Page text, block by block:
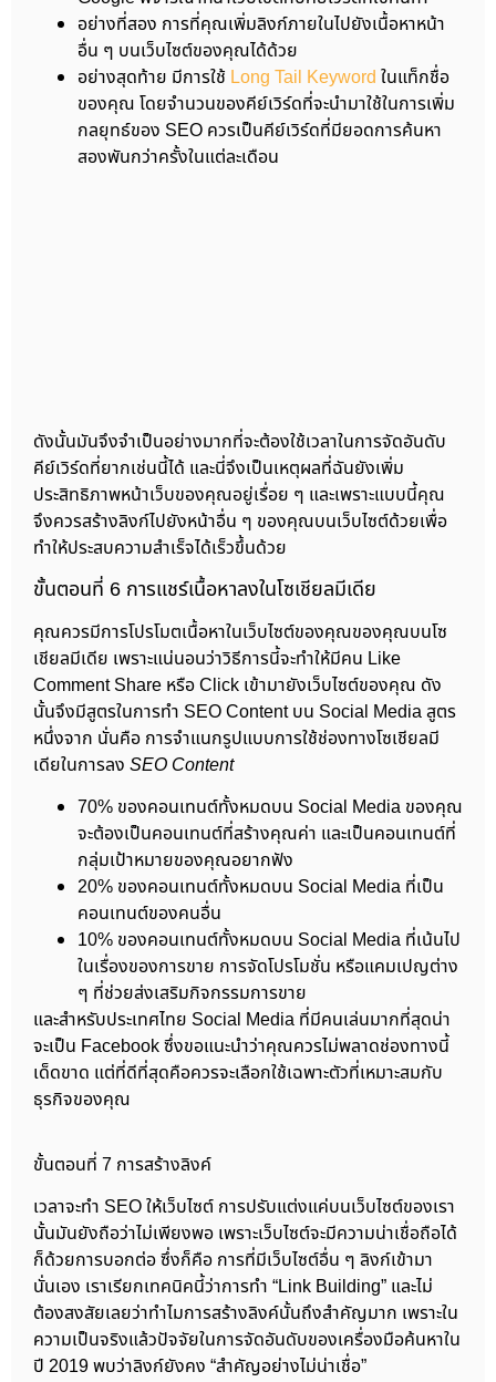
อย่างที่สอง การที่คุณเพิ่มลิงก์ภายในไปยังเนื้อหาหน้า
อื่น ๆ บนเว็บไซต์ของคุณได้ด้วย
อย่างสุดท้าย มีการใช้ Long Tail Keyword ในแท็กชื่อ
ของคุณ โดยจำนวนของคีย์เวิร์ดที่จะนำมาใช้ในการเพิ่ม
กลยุทธ์ของ SEO ควรเป็นคีย์เวิร์ดที่มียอดการค้นหา
สองพันกว่าครั้งในแต่ละเดือน
ดังนั้นมันจึงจำเป็นอย่างมากที่จะต้องใช้เวลาในการจัดอันดับ
คีย์เวิร์ดที่ยากเช่นนี้ได้ และนี่จึงเป็นเหตุผลที่ฉันยังเพิ่ม
ประสิทธิภาพหน้าเว็บของคุณอยู่เรื่อย ๆ และเพราะแบบนี้คุณ
จึงควรสร้างลิงก์ไปยังหน้าอื่น ๆ ของคุณบนเว็บไซต์ด้วยเพื่อ
ทำให้ประสบความสำเร็จได้เร็วขึ้นด้วย
ขั้นตอนที่ 6 การแชร์เนื้อหาลงในโซเชียลมีเดีย
คุณควรมีการโปรโมตเนื้อหาในเว็บไซต์ของคุณของคุณบนโซ
เชียลมีเดีย เพราะแน่นอนว่าวิธีการนี้จะทำให้มีคน Like
Comment Share หรือ Click เข้ามายังเว็บไซต์ของคุณ ดัง
นั้นจึงมีสูตรในการทำ SEO Content บน Social Media สูตร
หนึ่งจาก นั่นคือ การจำแนกรูปแบบการใช้ช่องทางโซเชียลมี
เดียในการลง SEO Content
70% ของคอนเทนต์ทั้งหมดบน Social Media ของคุณ
จะต้องเป็นคอนเทนต์ที่สร้างคุณค่า และเป็นคอนเทนต์ที่
กลุ่มเป้าหมายของคุณอยากฟัง
20% ของคอนเทนต์ทั้งหมดบน Social Media ที่เป็น
คอนเทนต์ของคนอื่น
10% ของคอนเทนต์ทั้งหมดบน Social Media ที่เน้นไป
ในเรื่องของการขาย การจัดโปรโมชั่น หรือแคมเปญต่าง
ๆ ที่ช่วยส่งเสริมกิจกรรมการขาย
และสำหรับประเทศไทย Social Media ที่มีคนเล่นมากที่สุดน่า
จะเป็น Facebook ซึ่งขอแนะนำว่าคุณควรไม่พลาดช่องทางนี้
เด็ดขาด แต่ที่ดีที่สุดคือควรจะเลือกใช้เฉพาะตัวที่เหมาะสมกับ
ธุรกิจของคุณ
ขั้นตอนที่ 7 การสร้างลิงค์
เวลาจะทำ SEO ให้เว็บไซต์ การปรับแต่งแค่บนเว็บไซต์ของเรา
นั้นมันยังถือว่าไม่เพียงพอ เพราะเว็บไซต์จะมีความน่าเชื่อถือได้
ก็ด้วยการบอกต่อ ซึ่งก็คือ การที่มีเว็บไซต์อื่น ๆ ลิงก์เข้ามา
นั่นเอง เราเรียกเทคนิคนี้ว่าการทำ “Link Building” และไม่
ต้องสงสัยเลยว่าทำไมการสร้างลิงค์นั้นถึงสำคัญมาก เพราะใน
ความเป็นจริงแล้วปัจจัยในการจัดอันดับของเครื่องมือค้นหาใน
ปี 2019 พบว่าลิงก์ยังคง “สำคัญอย่างไม่น่าเชื่อ”